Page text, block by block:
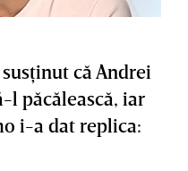
că Andrei
l păcălească, iar
i-a dat replica: